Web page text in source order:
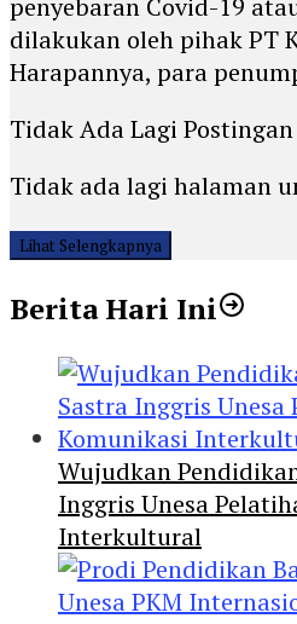
penyebaran Covid-19
dilakukan oleh pihak PT
Harapannya, para
Tidak Ada Lagi
Tidak ada lagi halaman
Lihat Selengkapnya
Berita Hari Ini
Wujudkan
Inggris Unesa
Interkultural